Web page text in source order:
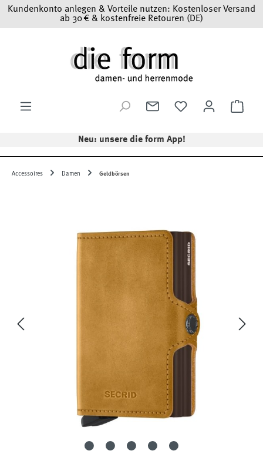
Zum Hauptinhalt springen
Kundenkonto anlegen & Vorteile nutzen: Kostenloser Versand
ab 30 € & kostenfreie Retouren (DE)
Neu: unsere die form App!
Accessoires Damen Geldbörsen